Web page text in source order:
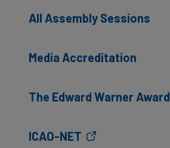
All Assembly Sessions
Media Accreditation
The Edward Warner Award
ICAO-NET